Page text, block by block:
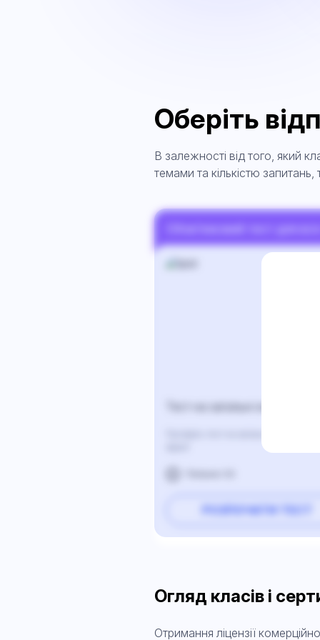
Оберіть
В залежності від того, який
темами та кількістю
Огляд класів і
Отримання ліцензії